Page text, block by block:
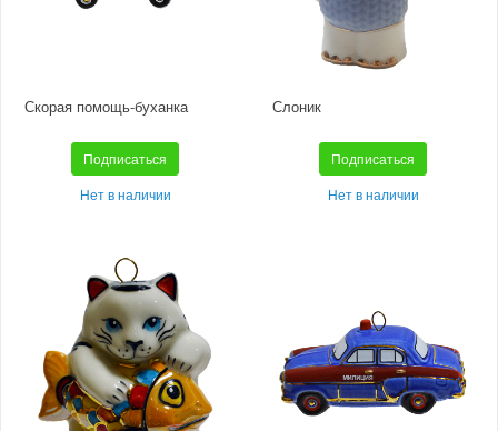
Скорая помощь-буханка
Подписаться
Нет в наличии
Слоник
Подписаться
Нет в наличии